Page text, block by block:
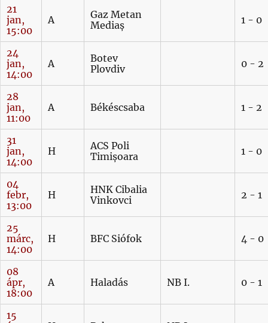
21
jan,
15:00
A
Gaz Metan
Mediaș
1 - 0
24
jan,
14:00
A
Botev
Plovdiv
0 - 2
28
jan,
11:00
A Békéscsaba 1 - 2
31
jan,
14:00
H
ACS Poli
Timișoara
1 - 0
04
febr,
13:00
H
HNK Cibalia
Vinkovci
2 - 1
25
márc,
14:00
H BFC Siófok 4 - 0
08
ápr,
18:00
A Haladás NB I. 0 - 1
15